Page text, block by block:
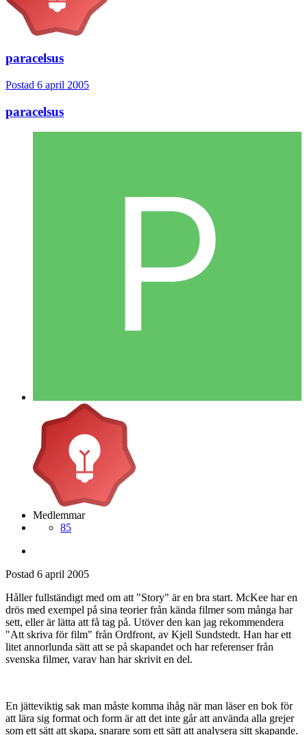
paracelsus
Postad 6 april 2005
paracelsus
Medlemmar
85
Postad 6 april 2005
Håller fullständigt med om att "Story" är en bra start. McKee har en
drös med exempel på sina teorier från kända filmer som många har
sett, eller är lätta att få tag på. Utöver den kan jag rekommendera
"Att skriva för film" från Ordfront, av Kjell Sundstedt. Han har ett
litet annorlunda sätt att se på skapandet och har referenser från
svenska filmer, varav han har skrivit en del.
En jätteviktig sak man måste komma ihåg när man läser en bok för
att lära sig format och form är att det inte går att använda alla grejer
som ett sätt att skapa, snarare som ett sätt att analysera sitt skapande.